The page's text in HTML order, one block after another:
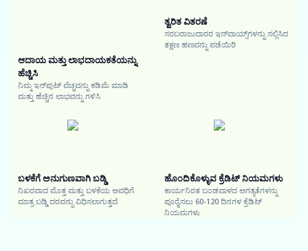
ಆದಾಯ ಮತ್ತು ಲಾಭದಾಯಕತೆಯನ್ನು
ಹೆಚ್ಚಿಸಿ
ನಿಮ್ಮ ಇನ್‌ಪುಟ್ ವೆಚ್ಚವನ್ನು ಕಡಿಮೆ ಮಾಡಿ
ಮತ್ತು ಹೆಚ್ಚಿನ ಲಾಭವನ್ನು ಗಳಿಸಿ
ತ್ವರಿತ ವಿತರಣೆ
ಸರಬರಾಜುದಾರರ ಇನ್‌ವಾಯ್ಸ್‌ಗಳನ್ನು ಸಲ್ಲಿಸಿದ
ತಕ್ಷಣ ಹಣವನ್ನು ಪಡೆಯಿರಿ
ಬಳಕೆಗೆ ಅನುಗುಣವಾಗಿ ಬಡ್ಡಿ
ನಿಖರವಾದ ಮೊತ್ತ ಮತ್ತು ಬಳಕೆಯ ಅವಧಿಗೆ
ಮಾತ್ರ ಬಡ್ಡಿ ದರವನ್ನು ವಿಧಿಸಲಾಗುತ್ತದೆ
ಹೊಂದಿಕೊಳ್ಳುವ ಕ್ರೆಡಿಟ್ ನಿಯಮಗಳು
ಕಾರ್ಯನಿರತ ಬಂಡವಾಳದ ಅಗತ್ಯತೆಗಳನ್ನು
ಪೂರೈಸಲು 60-120 ದಿನಗಳ ಕ್ರೆಡಿಟ್
ನಿಯಮಗಳು